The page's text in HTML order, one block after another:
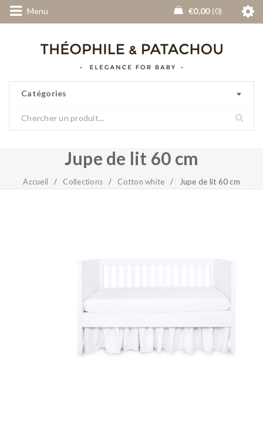
Menu €0,00 0
Catégories
Jupe de lit 60 cm
Accueil / Collections / Cotton white / Jupe de lit 60 cm